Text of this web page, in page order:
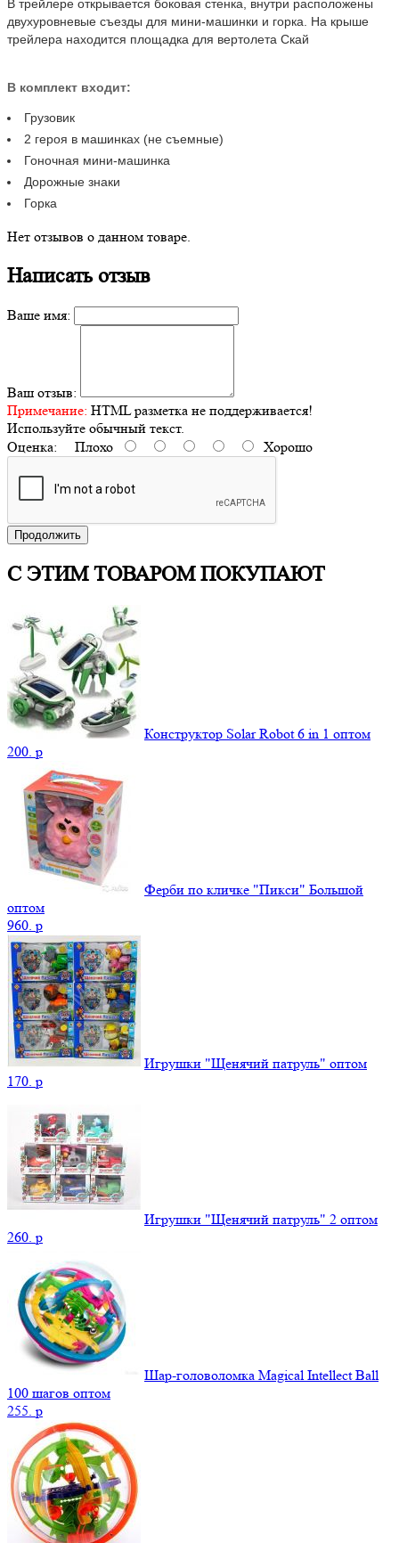
В трейлере открывается боковая стенка, внутри расположены
двухуровневые съезды для мини-машинки и горка. На крыше
трейлера находится площадка для вертолета Скай
В комплект входит:
Грузовик
2 героя в машинках (не съемные)
Гоночная мини-машинка
Дорожные знаки
Горка
Нет отзывов о данном товаре.
Написать отзыв
Ваше имя:
Ваш отзыв:
Примечание: HTML разметка не поддерживается!
Используйте обычный текст.
Оценка: Плохо Хорошо
Продолжить
С ЭТИМ ТОВАРОМ ПОКУПАЮТ
Конструктор Solar Robot 6 in 1 оптом
200. p
Ферби по кличке "Пикси" Большой
оптом
960. p
Игрушки "Щенячий патруль" оптом
170. p
Игрушки "Щенячий патруль" 2 оптом
260. p
Шар-головоломка Magical Intellect Ball
100 шагов оптом
255. p